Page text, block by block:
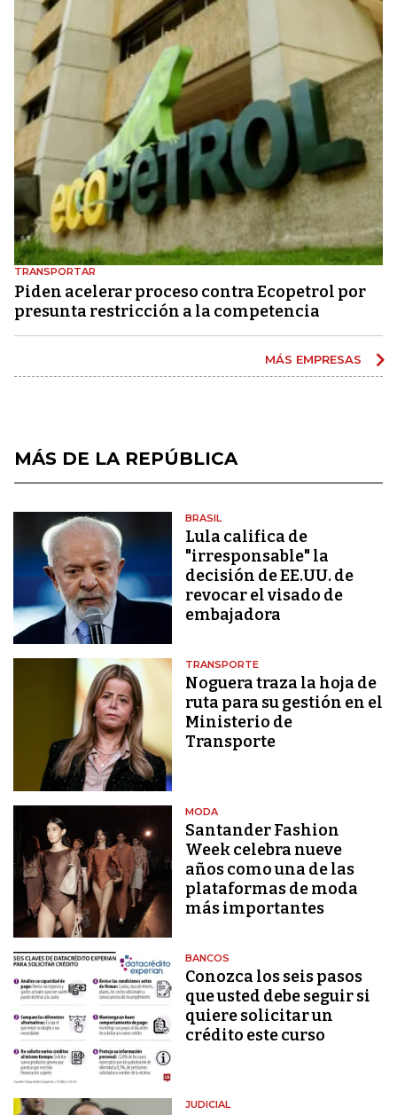
TRANSPORTAR
Piden acelerar proceso contra Ecopetrol por
presunta restricción a la competencia
MÁS EMPRESAS
MÁS DE LA REPÚBLICA
BRASIL
Lula califica de
"irresponsable" la
decisión de EE.UU. de
revocar el visado de
embajadora
TRANSPORTE
Noguera traza la hoja de
ruta para su gestión en el
Ministerio de
Transporte
MODA
Santander Fashion
Week celebra nueve
años como una de las
plataformas de moda
más importantes
BANCOS
Conozca los seis pasos
que usted debe seguir si
quiere solicitar un
crédito este curso
JUDICIAL